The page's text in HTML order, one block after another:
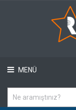
MENÜ